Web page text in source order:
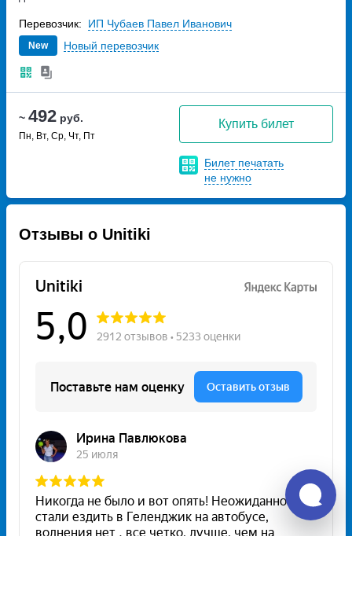
~ 492 руб.
Пн, Вт, Ср, Чт, Пт
Купить билет
Билет печатать
не нужно
New Новый перевозчик
Перевозчик: ИП Чубаев Павел Иванович
Отзывы о Unitiki